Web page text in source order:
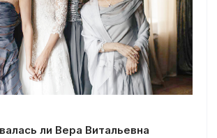
ли Вера Витальевна